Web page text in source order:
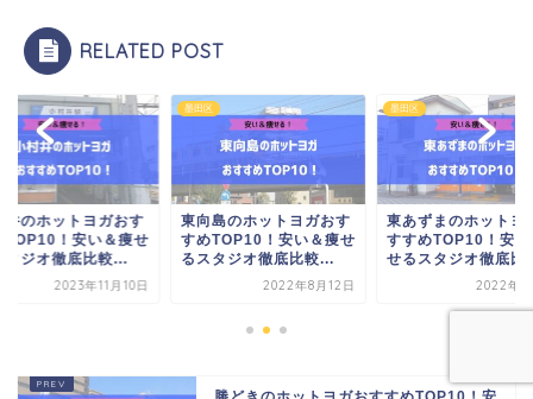
RELATED POST
井のホットヨガおす
TOP10！安い＆痩せ
タジオ徹底比較...
2023年11月10日
墨田区
東向島のホットヨガおす
すめTOP10！安い＆痩せ
るスタジオ徹底比較...
2022年8月12日
墨田区
東あずまのホットヨ
すすめTOP10！安い
せるスタジオ徹底比
2022年8